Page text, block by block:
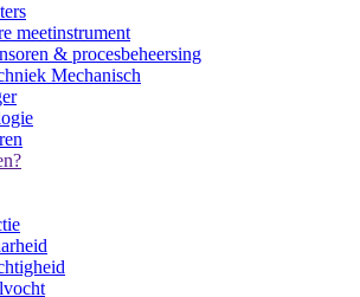
meetinstrument
& procesbeheersing
Mechanisch